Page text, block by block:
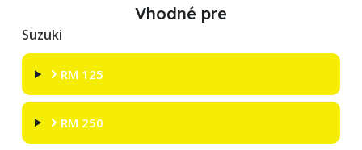
Vhodné pre
Suzuki
RM 125
RM 250